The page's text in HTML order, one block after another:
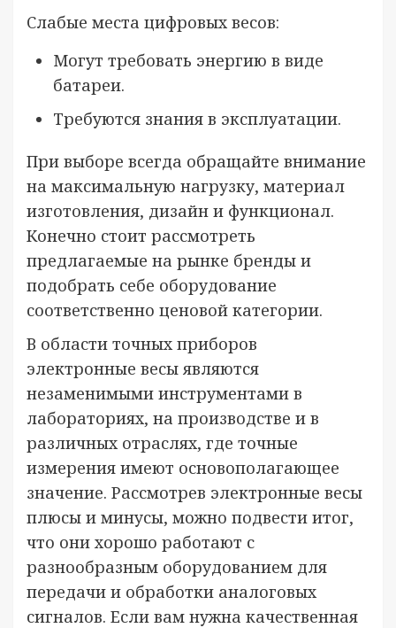
Слабые места цифровых весов:
Могут требовать энергию в виде
батареи.
Требуются знания в эксплуатации.
При выборе всегда обращайте внимание
на максимальную нагрузку, материал
изготовления, дизайн и функционал.
Конечно стоит рассмотреть
предлагаемые на рынке бренды и
подобрать себе оборудование
соответственно ценовой категории.
В области точных приборов
электронные весы являются
незаменимыми инструментами в
лабораториях, на производстве и в
различных отраслях, где точные
измерения имеют основополагающее
значение. Рассмотрев электронные весы
плюсы и минусы, можно подвести итог,
что они хорошо работают с
разнообразным оборудованием для
передачи и обработки аналоговых
сигналов. Если вам нужна качественная